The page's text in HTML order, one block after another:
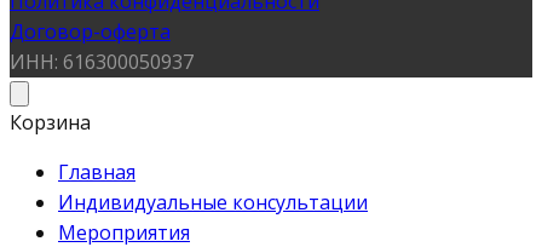
Договор-оферта
ИНН: 616300050937
Корзина
Главная
Индивидуальные консультации
Мероприятия